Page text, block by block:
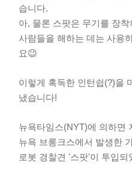
습니다.
아, 물론 스팟은 무기를 장
사람들을 해하는 데는 사용
요😉
이렇게 혹독한 인턴쉽(?)을
냈습니다!
뉴욕타임스(NYT)에 의하면
뉴욕 브롱크스에서 발생한
로봇 경찰견 '스팟'이 투입되